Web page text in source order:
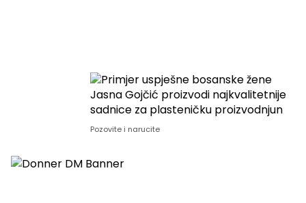
Pozovite i narucite